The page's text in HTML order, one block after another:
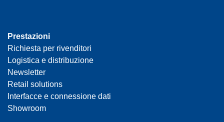
Prestazioni
Richiesta per rivenditori
Logistica e distribuzione
Newsletter
Retail solutions
Interfacce e connessione dati
Showroom